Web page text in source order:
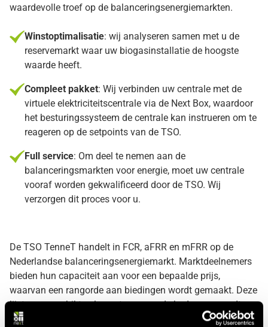
waardevolle troef op de balanceringsenergiemarkten.
Winstoptimalisatie: wij analyseren samen met u de
reservemarkt waar uw biogasinstallatie de hoogste
waarde heeft.
Compleet pakket: Wij verbinden uw centrale met de
virtuele elektriciteitscentrale via de Next Box, waardoor
het besturingssysteem de centrale kan instrueren om te
reageren op de setpoints van de TSO.
Full service: Om deel te nemen aan de
balanceringsmarkten voor energie, moet uw centrale
vooraf worden gekwalificeerd door de TSO. Wij
verzorgen dit proces voor u.
De TSO TenneT handelt in FCR, aFRR en mFRR op de
Nederlandse balanceringsenergiemarkt. Marktdeelnemers
bieden hun capaciteit aan voor een bepaalde prijs,
waarvan een rangorde aan biedingen wordt gemaakt. Deze
lijst gerangschikt volgens toenemende bedragen, wordt
gebruikt om vanaf het laagste bod tot de aangevraagde